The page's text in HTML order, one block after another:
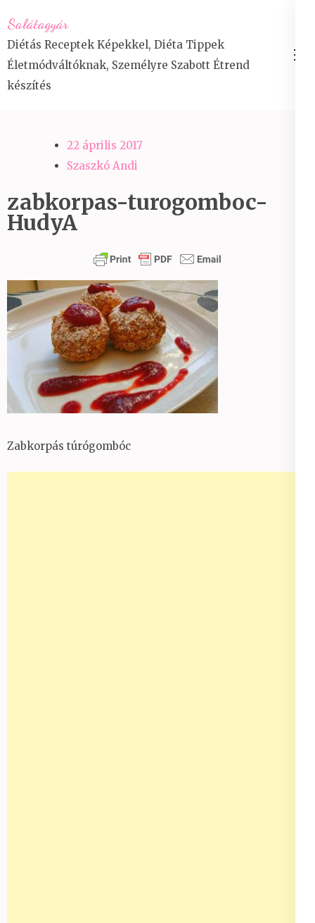
to
content
(Press
Enter)
Salátagyár
Diétás Receptek Képekkel, Diéta Tippek
Életmódváltóknak, Személyre Szabott Étrend
készítés
22 április 2017
Szaszkó Andi
zabkorpas-turogomboc-
HudyA
Zabkorpás túrógombóc